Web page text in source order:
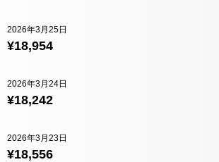
¥18,954
2026年3月25日
¥18,242
2026年3月24日
¥18,556
2026年3月23日